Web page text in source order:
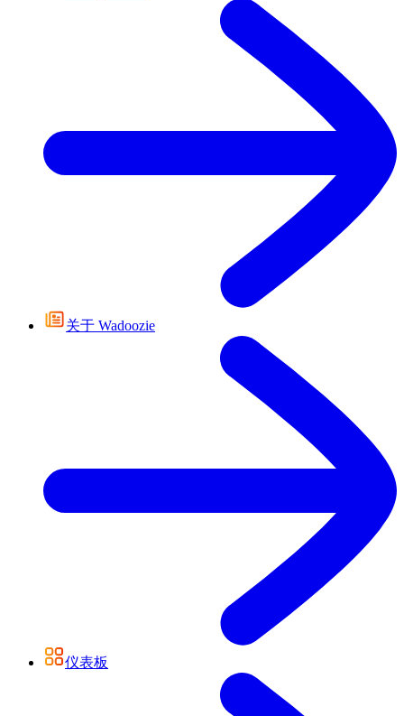
关于 Wadoozie
仪表板